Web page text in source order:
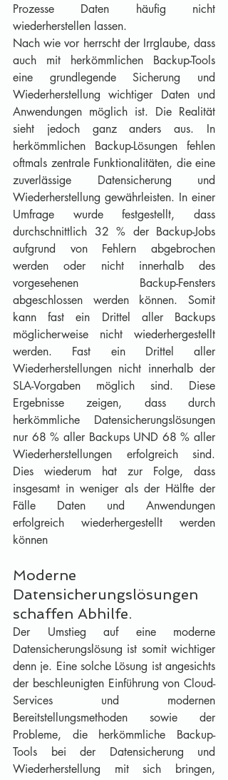
Prozesse Daten häufig nicht
wiederherstellen lassen.
Nach wie vor herrscht der Irrglaube, dass
auch mit herkömmlichen Backup-Tools
eine grundlegende Sicherung und
Wiederherstellung wichtiger Daten und
Anwendungen möglich ist. Die Realität
sieht jedoch ganz anders aus. In
herkömmlichen Backup-Lösungen fehlen
oftmals zentrale Funktionalitäten, die eine
zuverlässige Datensicherung und
Wiederherstellung gewährleisten. In einer
Umfrage wurde festgestellt, dass
durchschnittlich 32 % der Backup-Jobs
aufgrund von Fehlern abgebrochen
werden oder nicht innerhalb des
vorgesehenen Backup-Fensters
abgeschlossen werden können. Somit
kann fast ein Drittel aller Backups
möglicherweise nicht wiederhergestellt
werden. Fast ein Drittel aller
Wiederherstellungen nicht innerhalb der
SLA-Vorgaben möglich sind. Diese
Ergebnisse zeigen, dass durch
herkömmliche Datensicherungslösungen
nur 68 % aller Backups UND 68 % aller
Wiederherstellungen erfolgreich sind.
Dies wiederum hat zur Folge, dass
insgesamt in weniger als der Hälfte der
Fälle Daten und Anwendungen
erfolgreich wiederhergestellt werden
können
Moderne
Datensicherungslösungen
schaffen Abhilfe.
Der Umstieg auf eine moderne
Datensicherungslösung ist somit wichtiger
denn je. Eine solche Lösung ist angesichts
der beschleunigten Einführung von Cloud-
Services und modernen
Bereitstellungsmethoden sowie der
Probleme, die herkömmliche Backup-
Tools bei der Datensicherung und
Wiederherstellung mit sich bringen,